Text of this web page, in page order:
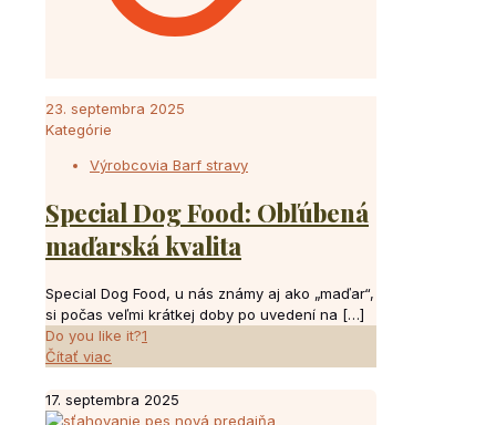
23. septembra 2025
Kategórie
Výrobcovia Barf stravy
Special Dog Food: Obľúbená
maďarská kvalita
Special Dog Food, u nás známy aj ako „maďar“,
si počas veľmi krátkej doby po uvedení na […]
Do you like it?1
Čítať viac
17. septembra 2025